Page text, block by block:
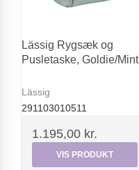
Lässig Rygsæk og
Pusletaske, Goldie/Mint
Lässig
291103010511
1.195,00 kr.
VIS PRODUKT